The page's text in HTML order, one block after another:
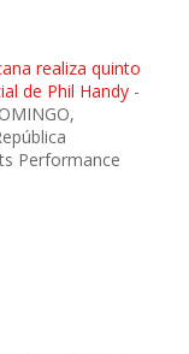
realiza quinto
de Phil Handy -
Performance